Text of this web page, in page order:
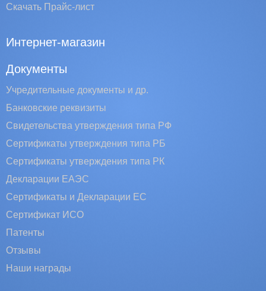
Скачать Прайс-лист
Интернет-магазин
Документы
Учредительные документы и др.
Банковские реквизиты
Свидетельства утверждения типа РФ
Сертификаты утверждения типа РБ
Сертификаты утверждения типа РК
Декларации ЕАЭС
Сертификаты и Декларации EC
Сертификат ИСО
Патенты
Отзывы
Наши награды